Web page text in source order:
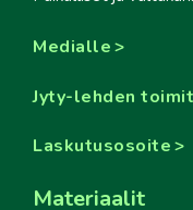
Medialle
Jyty-lehden
Laskutusosoite
Materiaalit